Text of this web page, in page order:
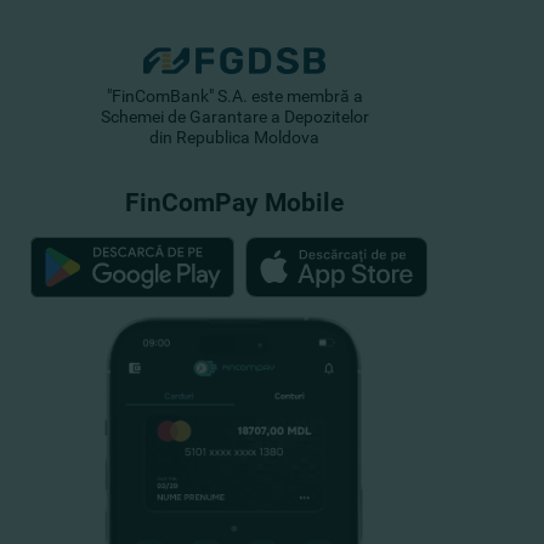
"FinComBank" S.A. este membră a
Schemei de Garantare a Depozitelor
din Republica Moldova
FinComPay Mobile